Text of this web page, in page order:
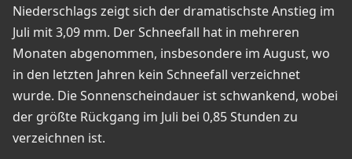
Niederschlags zeigt sich der dramatischste Anstieg im
Juli mit 3,09 mm. Der Schneefall hat in mehreren
Monaten abgenommen, insbesondere im August, wo
in den letzten Jahren kein Schneefall verzeichnet
wurde. Die Sonnenscheindauer ist schwankend, wobei
der größte Rückgang im Juli bei 0,85 Stunden zu
verzeichnen ist.